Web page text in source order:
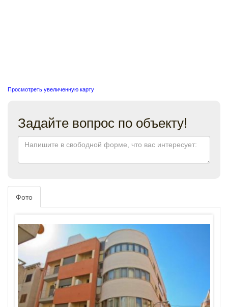
Просмотреть увеличенную карту
Задайте вопрос по объекту!
Фото